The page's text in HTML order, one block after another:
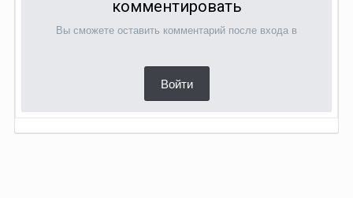
комментировать
Вы сможете оставить комментарий после входа в
Войти